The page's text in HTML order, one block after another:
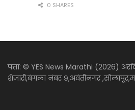
0 SHARES
पत्ता: © YES News Marathi (2026)
शेजारी,बंगला नंबर ९,अवंतीनगर